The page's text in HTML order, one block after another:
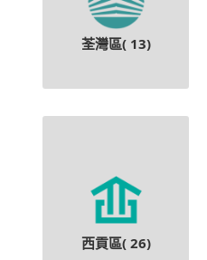
荃灣區( 13)
西貢區( 26)